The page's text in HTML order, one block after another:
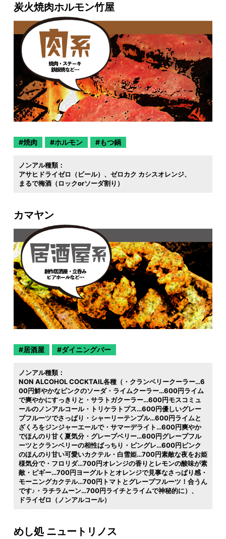
炭火焼肉ホルモン竹屋
焼肉 ホルモン もつ鍋
ノンアル種類：
アサヒドライゼロ（ビール）
ゼロカク カシスオレンジ
まるで梅酒（ロックorソーダ割り）
カマヤン
居酒屋 ダイニングバー
ノンアル種類：
NON ALCOHOL COCKTAIL各種（・クランベリークーラー…6
00円鮮やかなピンクのソーダ・ライムクーラー…600円ライム
で爽やかにすっきりと・サラトガクーラー…600円モスコミュ
ールのノンアルコール・トリケラトプス…600円優しいグレー
プフルーツでさっぱり・シャーリーテンプル…600円ライムと
ざくろをジンジャーエールで・サマーデライト…600円爽やか
でほんのり甘く夏気分・グレープベリー…600円グレープフル
ーツとクランベリーの相性ばっちり・ピングレ…600円ピンク
のほんのり甘い可愛いカクテル・白雪姫…700円素敵な夜をお姫
様気分で・フロリダ…700円オレンジの香りとレモンの酸味が素
敵・ピギー…700円ヨーグルトとオレンジで見事なさっぱり感・
モーニングカクテル…700円トマトとグレープフルーツ！合うん
です♪・ラチラムーン…700円ライチとライムで神秘的に）
ドライゼロ（ノンアルコール）
めし処 ニュートリノス